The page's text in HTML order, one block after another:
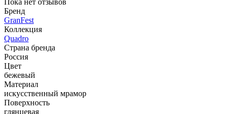
Бренд
GranFest
Коллекция
Quadro
Страна бренда
Россия
Цвет
бежевый
Материал
искусственный мрамор
Поверхность
глянцевая